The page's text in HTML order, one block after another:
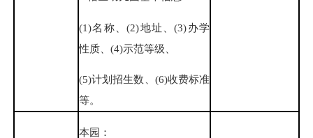
(1)名称、(2)地址、(3)办学
性质、(4)示范等级、
(5)计划招生数、(6)收费标准
等。
本园：